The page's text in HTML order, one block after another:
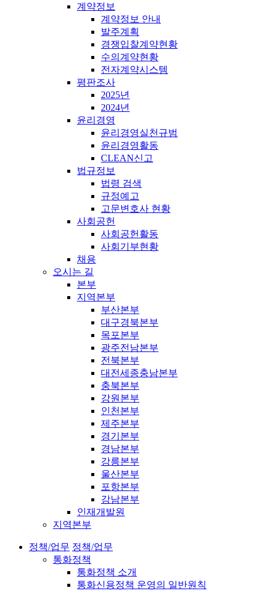
계약정보
계약정보 안내
발주계획
경쟁입찰계약현황
수의계약현황
전자계약시스템
평판조사
2025년
2024년
윤리경영
윤리경영실천규범
윤리경영활동
CLEAN신고
법규정보
법령 검색
규정예고
고문변호사 현황
사회공헌
사회공헌활동
사회기부현황
채용
오시는 길
본부
지역본부
부산본부
대구경북본부
목포본부
광주전남본부
전북본부
대전세종충남본부
충북본부
강원본부
인천본부
제주본부
경기본부
경남본부
강릉본부
울산본부
포항본부
강남본부
인재개발원
지역본부
정책/업무 정책/업무
통화정책
통화정책 소개
통화신용정책 운영의 일반원칙